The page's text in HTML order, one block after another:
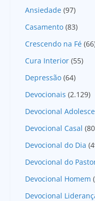
Ansiedade (97)
Casamento (83)
Crescendo na Fé
Cura Interior (55)
Depressão (64)
Devocionais (2.129)
Devocional
Devocional Casal
Devocional do Dia
Devocional do
Devocional Homem
Devocional